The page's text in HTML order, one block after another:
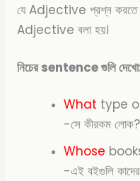
যে Adjective প্রশ্ন
Adjective বলা হয়।
নিচের sentence গুলি
What type
-সে কীরকম লোক?
Whose
-এই বইগুলি